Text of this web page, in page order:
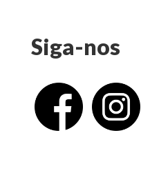
Siga-nos